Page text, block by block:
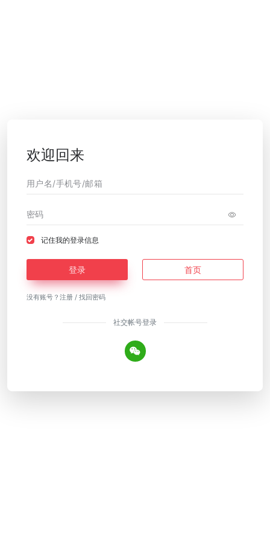
欢迎回来
记住我的登录信息
登录 首页
没有账号？ 注册 / 找回密码
社交帐号登录